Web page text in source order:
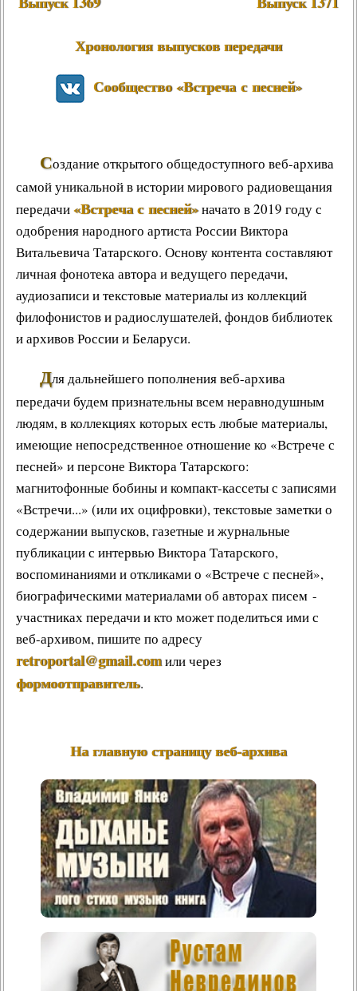
Хронология выпусков передачи
Сообщество «Встреча с песней»
Создание открытого общедоступного веб-архива
самой уникальной в истории мирового радиовещания
передачи«Встреча с песней»начато в 2019 году с
одобрения народного артиста России Виктора
Витальевича Татарского. Основу контента составляют
личная фонотека автора и ведущего передачи,
аудиозаписи и текстовые материалы из коллекций
филофонистов и радиослушателей, фондов библиотек
и архивов России и Беларуси.
Для дальнейшего пополнения веб-архива
передачи будем признательны всем неравнодушным
людям, в коллекциях которых есть любые материалы,
имеющие непосредственное отношение ко «Встрече с
песней» и персоне Виктора Татарского:
магнитофонные бобины и компакт-кассеты с записями
«Встречи...» (или их оцифровки), текстовые заметки о
содержании выпусков, газетные и журнальные
публикации с интервью Виктора Татарского,
воспоминаниями и откликами о «Встрече с песней»,
биографическими материалами об авторах писем -
участниках передачи и кто может поделиться ими с
веб-архивом, пишите по адресу
retroportal@gmail.comили через
формоотправитель.
На главную страницу веб-архива